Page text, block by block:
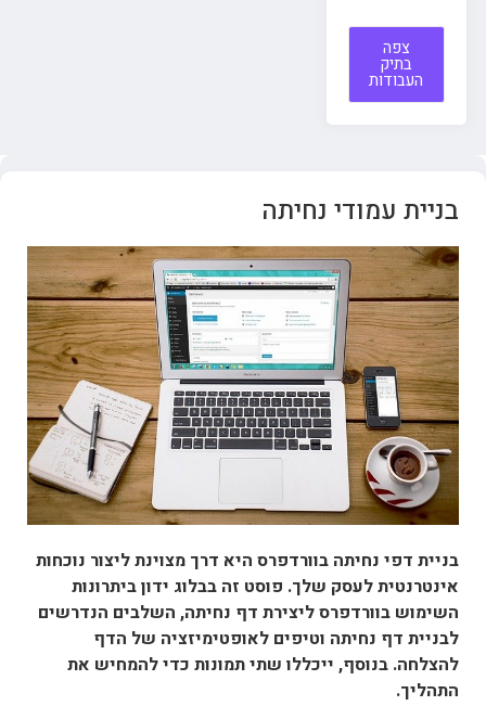
צפה
בתיק
העבודות
בניית עמודי נחיתה
בניית דפי נחיתה בוורדפרס היא דרך מצוינת ליצור נוכחות
אינטרנטית לעסק שלך. פוסט זה בבלוג ידון ביתרונות
השימוש בוורדפרס ליצירת דף נחיתה, השלבים הנדרשים
לבניית דף נחיתה וטיפים לאופטימיזציה של הדף
להצלחה. בנוסף, ייכללו שתי תמונות כדי להמחיש את
התהליך.